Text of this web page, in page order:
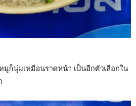
มูก็นุ่มเหมือนราดหน้า เป็นอีกตัวเลือกใน